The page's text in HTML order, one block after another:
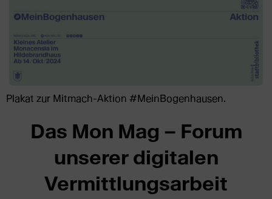
Plakat zur Mitmach-Aktion #MeinBogenhausen.
Das Mon Mag – Forum
unserer digitalen
Vermittlungsarbeit